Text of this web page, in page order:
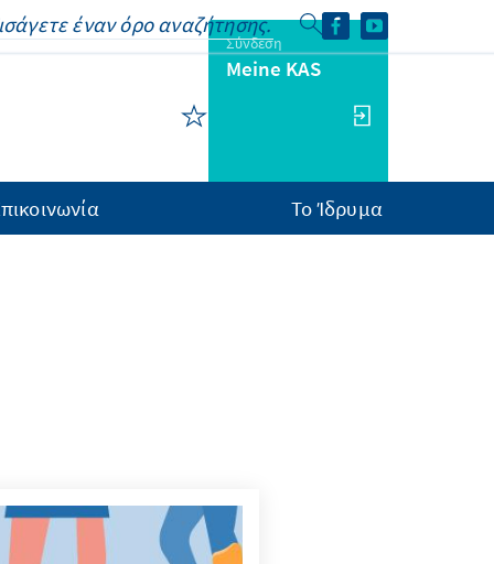
Σύνδεση
Meine KAS
Το Ίδρυμα